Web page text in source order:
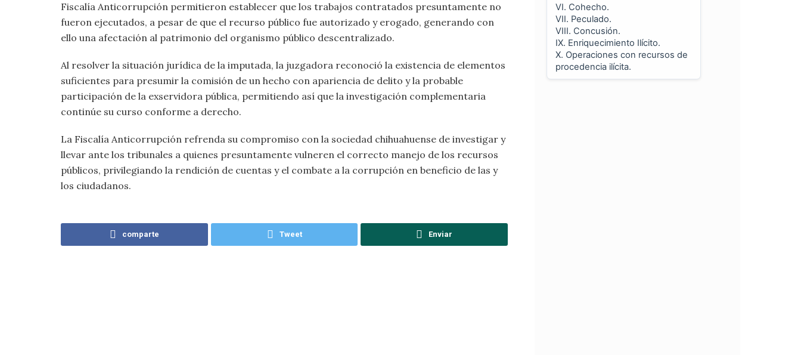
Fiscalía Anticorrupción permitieron establecer que los trabajos contratados presuntamente no
fueron ejecutados, a pesar de que el recurso público fue autorizado y erogado, generando con
ello una afectación al patrimonio del organismo público descentralizado.
Al resolver la situación jurídica de la imputada, la juzgadora reconoció la existencia de elementos
suficientes para presumir la comisión de un hecho con apariencia de delito y la probable
participación de la exservidora pública, permitiendo así que la investigación complementaria
continúe su curso conforme a derecho.
La Fiscalía Anticorrupción refrenda su compromiso con la sociedad chihuahuense de investigar y
llevar ante los tribunales a quienes presuntamente vulneren el correcto manejo de los recursos
públicos, privilegiando la rendición de cuentas y el combate a la corrupción en beneficio de las y
los ciudadanos.
comparte Tweet Enviar